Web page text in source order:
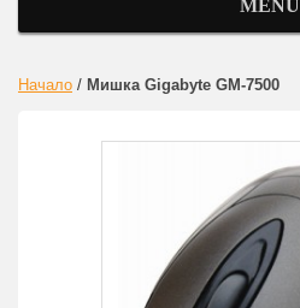
MENU
Начало / Мишка Gigabyte GM-7500